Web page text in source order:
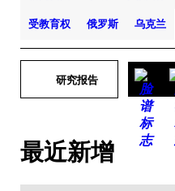
受教育权 俄罗斯 乌克兰
研究报告
最近新增